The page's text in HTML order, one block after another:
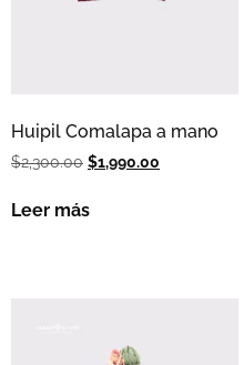
Huipil Comalapa a mano
$2,300.00 $1,990.00
Leer más